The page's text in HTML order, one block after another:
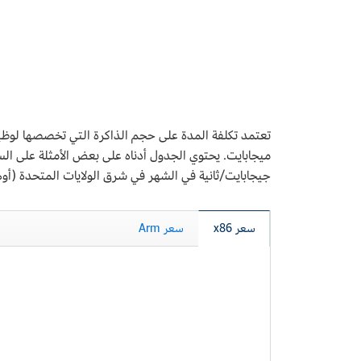
جيجابايت/ثانية في الشهر في شرق الولايات المتحدة
سعر x86 سعر Arm